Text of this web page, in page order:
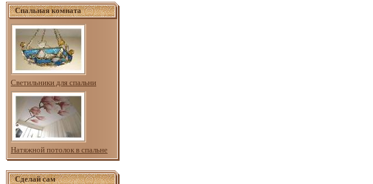
Спальная комната
Светильники для спальни
Натяжной потолок в спальне
Сделай сам